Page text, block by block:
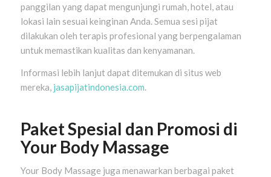
panggilan yang dapat mengunjungi rumah, hotel, atau
lokasi lain sesuai keinginan Anda. Semua sesi pijat
dilakukan oleh terapis profesional yang berpengalaman
untuk memastikan kualitas dan kenyamanan.
Informasi lebih lanjut dapat ditemukan di situs web
mereka, jasapijatindonesia.com
Paket Spesial dan Promosi di
Your Body Massage
Your Body Massage juga menawarkan berbagai paket